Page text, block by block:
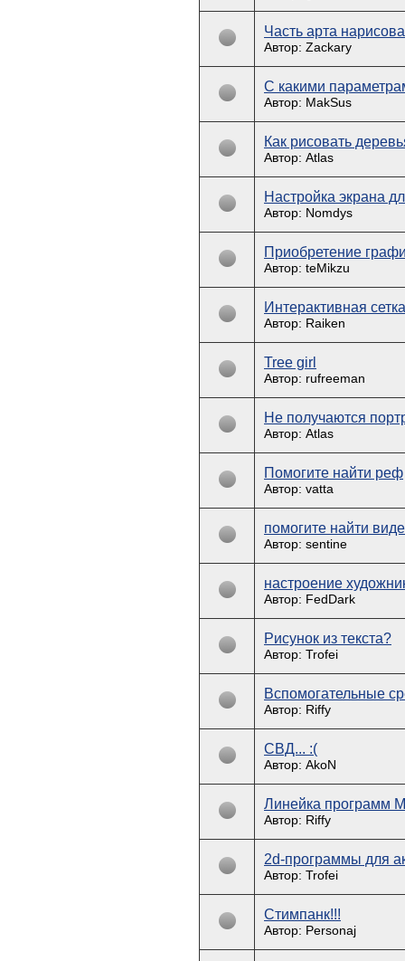
Часть арта
Автор: Zackary
С какими
Автор: MakSus
Как рисовать
Автор: Atlas
Настройка экрана
Автор: Nomdys
Приобретение
Автор: teMikzu
Интерактивная
Автор: Raiken
Tree girl
Автор: rufreeman
Не получаются
Автор: Atlas
Помогите найти реф
Автор: vatta
помогите найти
Автор: sentine
настроение
Автор: FedDark
Рисунок из текста?
Автор: Trofei
Вспомогательные
Автор: Riffy
СВД... :(
Автор: AkoN
Линейка программ
Автор: Riffy
2d-программы для
Автор: Trofei
Стимпанк!!!
Автор: Personaj